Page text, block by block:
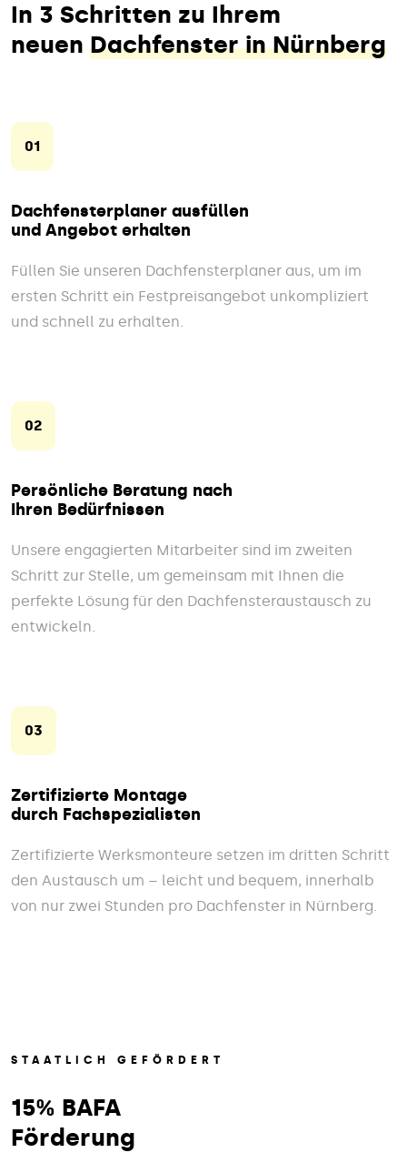
In 3 Schritten zu Ihrem
neuen Dachfenster in Nürnberg
01
Dachfensterplaner ausfüllen
und Angebot erhalten
Füllen Sie unseren Dachfensterplaner aus, um im
ersten Schritt ein Festpreisangebot unkompliziert
und schnell zu erhalten.
02
Persönliche Beratung nach
Ihren Bedürfnissen
Unsere engagierten Mitarbeiter sind im zweiten
Schritt zur Stelle, um gemeinsam mit Ihnen die
perfekte Lösung für den Dachfensteraustausch zu
entwickeln.
03
Zertifizierte Montage
durch Fachspezialisten
Zertifizierte Werksmonteure setzen im dritten Schritt
den Austausch um – leicht und bequem, innerhalb
von nur zwei Stunden pro Dachfenster in Nürnberg.
STAATLICH GEFÖRDERT
15% BAFA
Förderung